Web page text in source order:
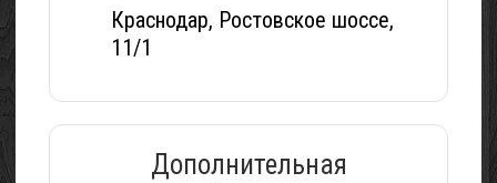
Краснодар, Ростовское шоссе,
11/1
Дополнительная